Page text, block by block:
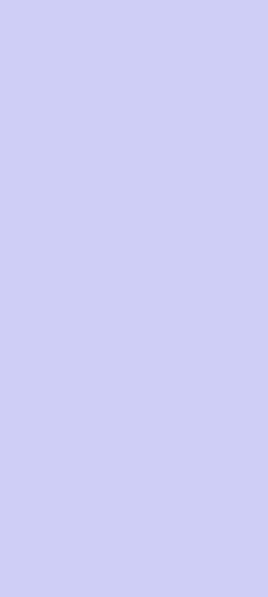
und Entwicklung erneuerbarer
Richtigkeit und Aktualität
sowie deren Nichtverfügbarkeit. Es können
der bereitgestellten Informationen